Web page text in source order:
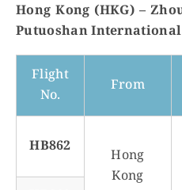
Hong Kong (HKG) –
Putuoshan
Flight
No.
From
HB862
Hong
Kong